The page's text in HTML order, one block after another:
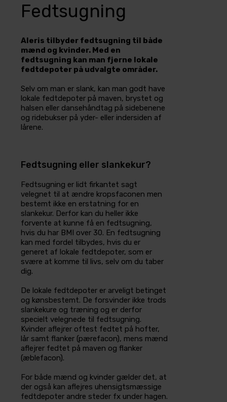
Fedtsugning
Aleris tilbyder fedtsugning til både
mænd og kvinder. Med en
fedtsugning kan man fjerne lokale
fedtdepoter på udvalgte områder.
Selv om man er slank, kan man godt have
lokale fedtdepoter på maven, brystet og
halsen eller dansehåndtag på sidebenene
og ridebukser på yder- eller indersiden af
lårene.
Fedtsugning eller slankekur?
Fedtsugning er lidt firkantet sagt
velegnet til at ændre kropsfaconen men
bestemt ikke en erstatning for en
slankekur. Derfor kan du heller ikke
forvente at kunne få en fedtsugning,
hvis du har BMI over 30. En fedtsugning
kan med fordel tilbydes, hvis du er
generet af lokale fedtdepoter, som er
svære at komme til livs, selv om du taber
dig.
De lokale fedtdepoter er arveligt betinget
og kønsbestemt. De forsvinder ikke trods
slankekure og træning og er derfor
specielt velegnede til fedtsugning.
Kvinder aflejrer oftest fedtet på hofter,
lår samt flanker (pærefacon), mens mænd
aflejrer fedtet på maven og flanker
(æblefacon).
For både mænd og kvinder gælder det, at
der også kan aflejres uhensigtsmæssige
fedtdepoter andre steder fx under hagen.